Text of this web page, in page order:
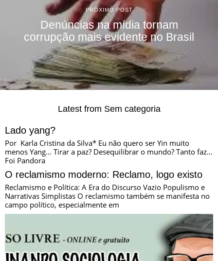
PRÓXIMO POST
Denúncias na mídia tornam
corrupção mais evidente no Brasil
Latest from Sem categoria
Lado yang?
Por Karla Cristina da Silva* Eu não quero ser Yin muito
menos Yang… Tirar a paz? Desequilibrar o mundo? Tanto faz…
Foi Pandora
O reclamismo moderno: Reclamo, logo existo
Reclamismo e Política: A Era do Discurso Vazio Populismo e
Narrativas Simplistas O reclamismo também se manifesta no
campo político, especialmente em